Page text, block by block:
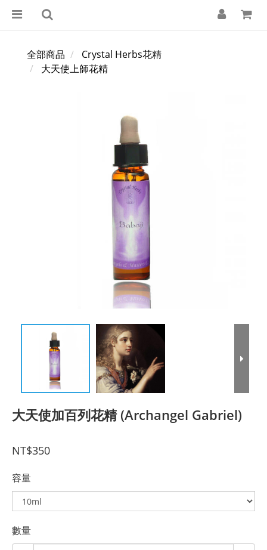
全部商品
Crystal Herbs花精
大天使上師花精
大天使加百列花精 (Archangel Gabriel)
NT$350
容量
數量